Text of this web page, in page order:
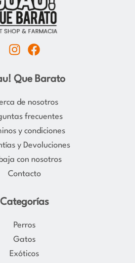
I
s
t
a
r
a
m
F
c
e
b
o
k
Que Barato
de nosotros
frecuentes
y condiciones
y Devoluciones
con nosotros
Contacto
Categorías
Perros
Gatos
Exóticos